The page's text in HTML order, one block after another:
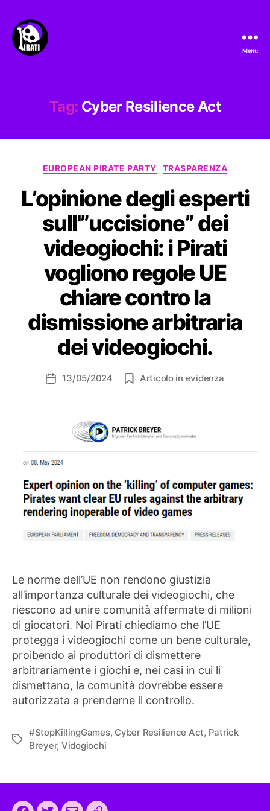
Menu
Tag: Cyber Resilience Act
Categorie
EUROPEAN PIRATE PARTY TRASPARENZA
L’opinione degli esperti
sull'”uccisione” dei
videogiochi: i Pirati
vogliono regole UE
chiare contro la
dismissione arbitraria
dei videogiochi.
Data13/05/2024 Articolo in evidenza
Le norme dell’UE non rendono giustizia
all’importanza culturale dei videogiochi, che
riescono ad unire comunità affermate di milioni
di giocatori. Noi Pirati chiediamo che l’UE
protegga i videogiochi come un bene culturale,
proibendo ai produttori di dismettere
arbitrariamente i giochi e, nei casi in cui li
dismettano, la comunità dovrebbe essere
autorizzata a prenderne il controllo.
Tag
#StopKillingGames, Cyber Resilience Act, Patrick
Breyer, Vidogiochi